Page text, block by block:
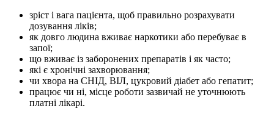
зріст і вага пацієнта, щоб правильно розрахувати
дозування ліків;
як довго людина вживає наркотики або перебуває в
запої;
що вживає із заборонених препаратів і як часто;
які є хронічні захворювання;
чи хвора на СНІД, ВІЛ, цукровий діабет або гепатит;
працює чи ні, місце роботи зазвичай не уточнюють
платні лікарі.